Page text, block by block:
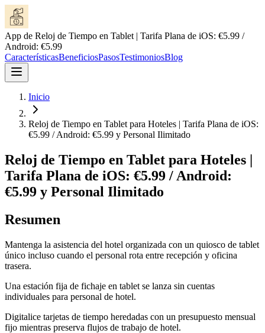
App de Reloj de Tiempo en Tablet | Tarifa Plana de iOS: €5.99 /
Android: €5.99
CaracterísticasBeneficiosPasosTestimoniosBlog
Inicio
Reloj de Tiempo en Tablet para Hoteles | Tarifa Plana de iOS:
€5.99 / Android: €5.99 y Personal Ilimitado
Reloj de Tiempo en Tablet para Hoteles |
Tarifa Plana de iOS: €5.99 / Android:
€5.99 y Personal Ilimitado
Resumen
Mantenga la asistencia del hotel organizada con un quiosco de tablet
único incluso cuando el personal rota entre recepción y oficina
trasera.
Una estación fija de fichaje en tablet se lanza sin cuentas
individuales para personal de hotel.
Digitalice tarjetas de tiempo heredadas con un presupuesto mensual
fijo mientras preserva flujos de trabajo de hotel.